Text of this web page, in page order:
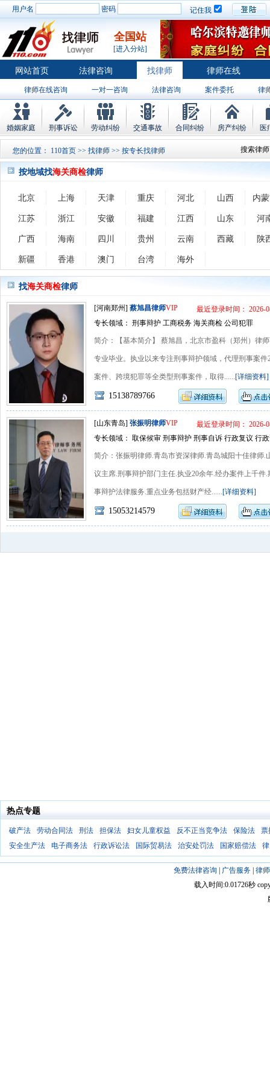
用户名 密码 记住我
全国站
[进入分站]
网站首页 法律咨询 找律师 律师在线
律师在线咨询 一对一咨询 法律咨询 案件委托 律
婚姻家庭 刑事诉讼 劳动纠纷 交通事故 合同纠纷 房产纠纷 医
您的位置： 110首页 >> 找律师 >> 按专长找律师 搜索律
按地域找海关商检律师
北京 上海 天津 重庆 河北 山西 内
江苏 浙江 安徽 福建 江西 山东 河
广西 海南 四川 贵州 云南 西藏 陕
新疆 香港 澳门 台湾 海外
找海关商检律师
[河南郑州] 蔡旭昌律师VIP
最近登录时间： 2026-
专长领域： 刑事辩护 工商税务 海关商检 公司犯罪
简介：【基本简介】 蔡旭昌，北京市盈科（郑州）律
专业毕业。执业以来专注刑事辩护领域，代理刑事案
案件、跨境犯罪等全类型刑事案件，取得......[详细资料]
15138789766
[山东青岛] 张振明律师VIP
最近登录时间： 2026-
专长领域： 取保候审 刑事辩护 刑事自诉 行政复议 行
简介：张振明律师.青岛市资深律师.青岛城阳十佳律师
议主席.刑事辩护部门主任.执业20余年.经办案件上千
事辩护法律服务.重点业务包括财产经......[详细资料]
15053214579
热点专题
破产法 劳动合同法 刑法 担保法 妇女儿童权益 反不正当竞争法 保险法
票
安全生产法
电子商务法 行政诉讼法 国际贸易法 治安处罚法 国家赔偿法
免费法律咨询 广告服务| 律
载入时间:0.01726秒